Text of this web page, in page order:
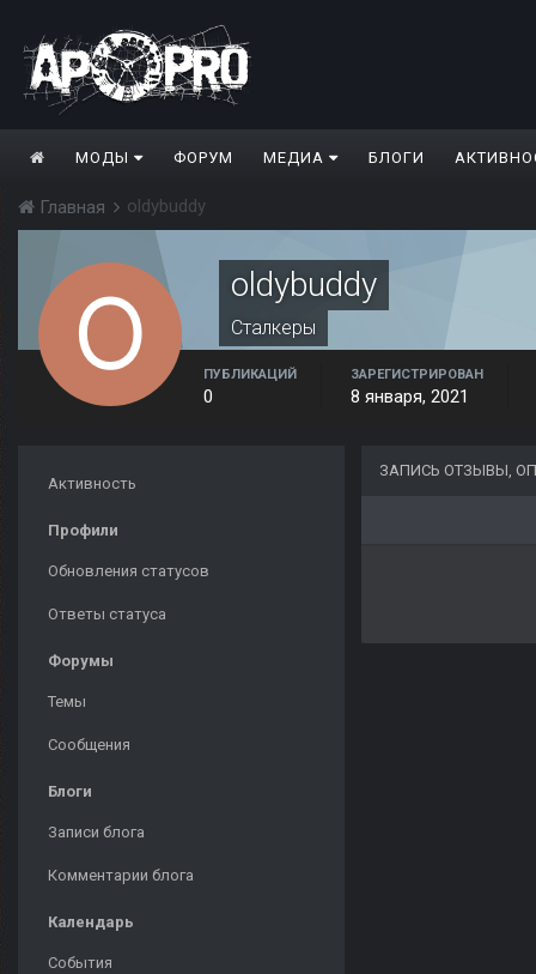
МОДЫ ФОРУМ МЕДИА БЛОГИ
Главная oldybuddy
oldybuddy
Сталкеры
ПУБЛИКАЦИЙ
0
ЗАРЕГИСТРИРОВАН
8 января, 2021
Активность
Профили
Обновления статусов
Ответы статуса
Форумы
Темы
Сообщения
Блоги
Записи блога
Комментарии блога
Календарь
События
ЗАПИСЬ ОТЗЫВЫ,